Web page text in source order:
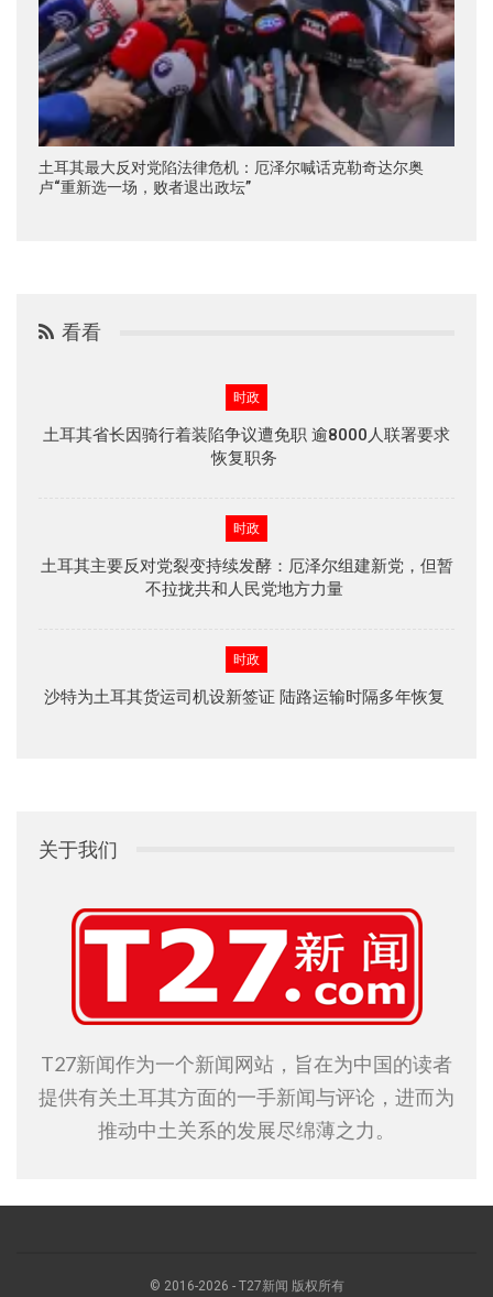
土耳其最大反对党陷法律危机：厄泽尔喊话克勒奇达尔奥
卢“重新选一场，败者退出政坛”
看看
时政
土耳其省长因骑行着装陷争议遭免职 逾8000人联署要求
恢复职务
时政
土耳其主要反对党裂变持续发酵：厄泽尔组建新党，但暂
不拉拢共和人民党地方力量
时政
沙特为土耳其货运司机设新签证 陆路运输时隔多年恢复
关于我们
T27新闻作为一个新闻网站，旨在为中国的读者
提供有关土耳其方面的一手新闻与评论，进而为
推动中土关系的发展尽绵薄之力。
© 2016-2026 - T27新闻 版权所有